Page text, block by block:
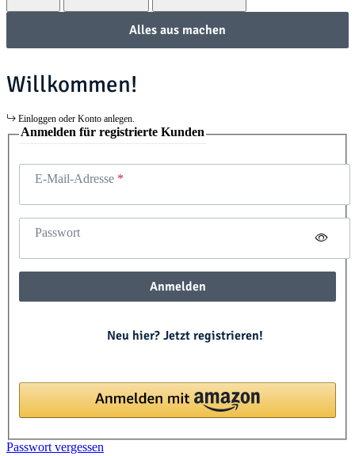
Alles aus machen
Willkommen!
Einloggen oder Konto anlegen.
Anmelden für registrierte Kunden
E-Mail-Adresse
Passwort
Anmelden
Neu hier? Jetzt registrieren!
Passwort vergessen